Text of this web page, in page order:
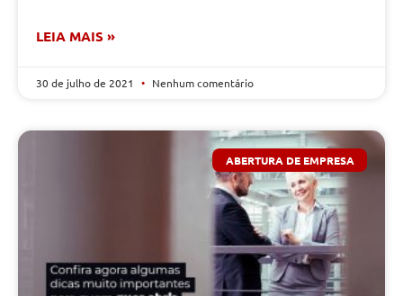
LEIA MAIS »
30 de julho de 2021 Nenhum comentário
ABERTURA DE EMPRESA